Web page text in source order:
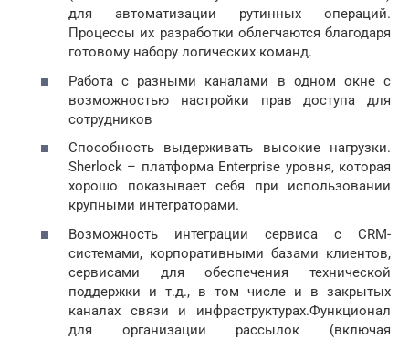
для автоматизации рутинных операций.
Процессы их разработки облегчаются благодаря
готовому набору логических команд.
Работа с разными каналами в одном окне с
возможностью настройки прав доступа для
сотрудников
Способность выдерживать высокие нагрузки.
Sherlock – платформа Enterprise уровня, которая
хорошо показывает себя при использовании
крупными интеграторами.
Возможность интеграции сервиса с CRM-
системами, корпоративными базами клиентов,
сервисами для обеспечения технической
поддержки и т.д., в том числе и в закрытых
каналах связи и инфраструктурах.Функционал
для организации рассылок (включая